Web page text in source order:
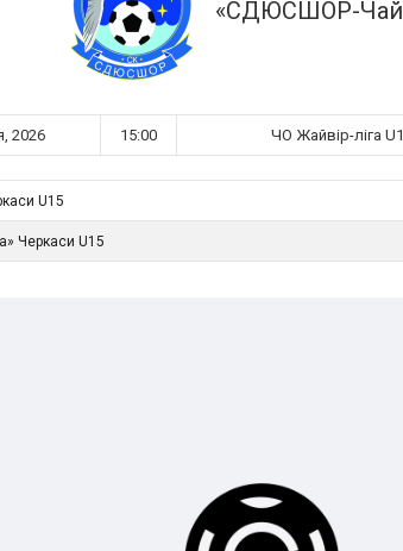
«СДЮСШОР-
2026 15:00 ЧО Жайвір-ліга
U15
Черкаси U15